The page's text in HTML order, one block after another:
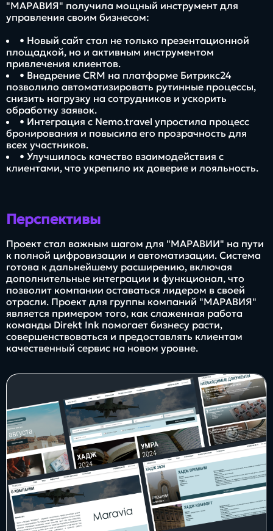
"МАРАВИЯ" получила мощный инструмент для
управления своим бизнесом:
• Новый сайт стал не только презентационной
площадкой, но и активным инструментом
привлечения клиентов.
• Внедрение CRM на платформе Битрикс24
позволило автоматизировать рутинные процессы,
снизить нагрузку на сотрудников и ускорить
обработку заявок.
• Интеграция с Nemo.travel упростила процесс
бронирования и повысила его прозрачность для
всех участников.
• Улучшилось качество взаимодействия с
клиентами, что укрепило их доверие и лояльность.
Перспективы
Проект стал важным шагом для "МАРАВИИ" на пути
к полной цифровизации и автоматизации. Система
готова к дальнейшему расширению, включая
дополнительные интеграции и функционал, что
позволит компании оставаться лидером в своей
отрасли. Проект для группы компаний "МАРАВИЯ"
является примером того, как слаженная работа
команды Direkt Ink помогает бизнесу расти,
совершенствоваться и предоставлять клиентам
качественный сервис на новом уровне.